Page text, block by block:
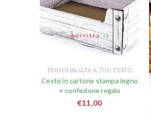
PERSONALIZZA IL TUO CESTO
Cesto in cartone stampa legno
+ confezione regalo
€11,00